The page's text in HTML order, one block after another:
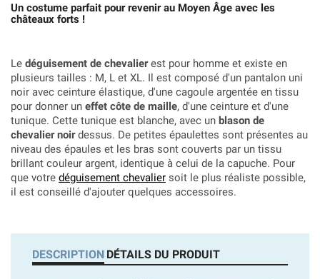
Un costume parfait pour revenir au Moyen Âge avec les
châteaux forts !
Le déguisement de chevalierest pour homme et existe en
plusieurs tailles : M, L et XL. Il est composé d'un pantalon uni
noir avec ceinture élastique, d'une cagoule argentée en tissu
pour donner un effet côte de maille, d'une ceinture et d'une
tunique. Cette tunique est blanche, avec un blason de
chevalier noirdessus. De petites épaulettes sont présentes au
niveau des épaules et les bras sont couverts par un tissu
brillant couleur argent, identique à celui de la capuche. Pour
que votre déguisement chevalier soit le plus réaliste possible,
il est conseillé d'ajouter quelques accessoires.
DESCRIPTION DÉTAILS DU PRODUIT